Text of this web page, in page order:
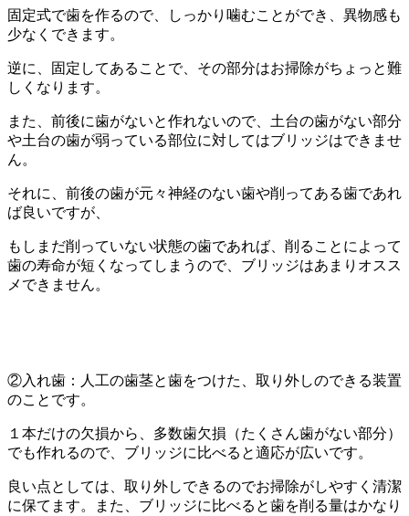
固定式で歯を作るので、しっかり噛むことができ、異物感も
少なくできます。
逆に、固定してあることで、その部分はお掃除がちょっと難
しくなります。
また、前後に歯がないと作れないので、土台の歯がない部分
や土台の歯が弱っている部位に対してはブリッジはできませ
ん。
それに、前後の歯が元々神経のない歯や削ってある歯であれ
ば良いですが、
もしまだ削っていない状態の歯であれば、削ることによって
歯の寿命が短くなってしまうので、ブリッジはあまりオスス
メできません。
②入れ歯：人工の歯茎と歯をつけた、取り外しのできる装置
のことです。
１本だけの欠損から、多数歯欠損（たくさん歯がない部分）
でも作れるので、ブリッジに比べると適応が広いです。
良い点としては、取り外しできるのでお掃除がしやすく清潔
に保てます。また、ブリッジに比べると歯を削る量はかなり